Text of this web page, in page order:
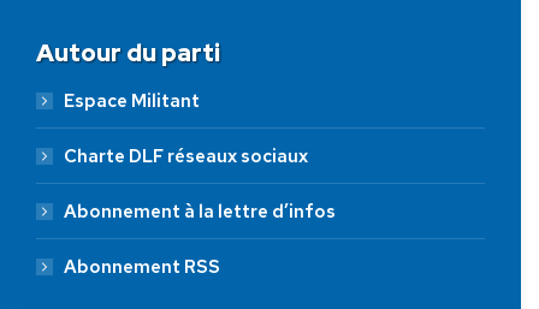
Autour du parti
Espace Militant
Charte DLF réseaux sociaux
Abonnement à la lettre d’infos
Abonnement RSS